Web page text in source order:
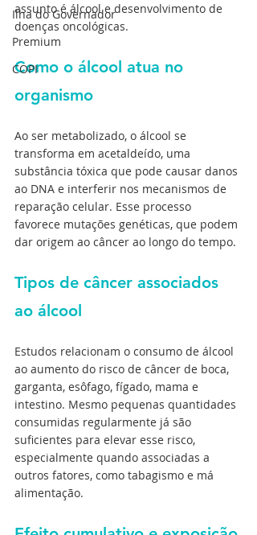
Ilha do Governador
Premium
COPI
assunto é álcool e desenvolvimento de
doenças oncológicas.
Como o álcool atua no
organismo
Ao ser metabolizado, o álcool se
transforma em acetaldeído, uma
substância tóxica que pode causar danos
ao DNA e interferir nos mecanismos de
reparação celular. Esse processo
favorece mutações genéticas, que podem
dar origem ao câncer ao longo do tempo.
Tipos de câncer associados
ao álcool
Estudos relacionam o consumo de álcool
ao aumento do risco de câncer de boca,
garganta, esôfago, fígado, mama e
intestino. Mesmo pequenas quantidades
consumidas regularmente já são
suficientes para elevar esse risco,
especialmente quando associadas a
outros fatores, como tabagismo e má
alimentação.